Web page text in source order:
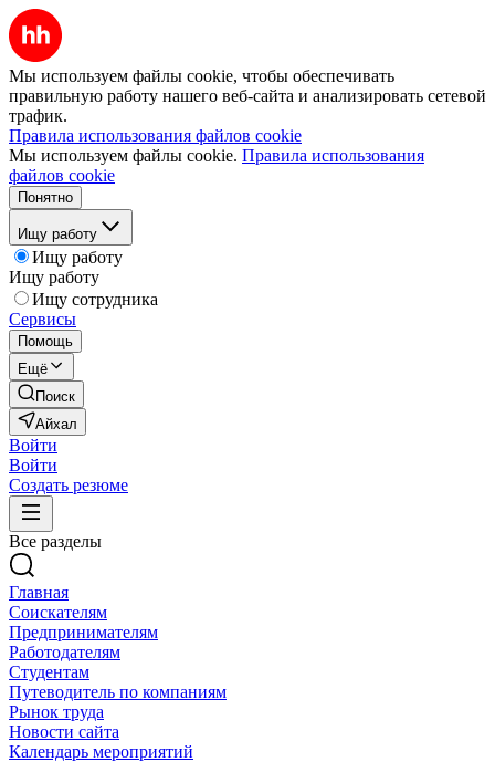
Мы используем файлы cookie, чтобы обеспечивать
правильную работу нашего веб-сайта и анализировать сетевой
трафик.
Правила использования файлов cookie
Мы используем файлы cookie. Правила использования
файлов cookie
Понятно
Ищу работу
Ищу работу
Ищу работу
Ищу сотрудника
Сервисы
Помощь
Ещё
Поиск
Айхал
Войти
Войти
Создать резюме
Все разделы
Главная
Соискателям
Предпринимателям
Работодателям
Студентам
Путеводитель по компаниям
Рынок труда
Новости сайта
Календарь мероприятий